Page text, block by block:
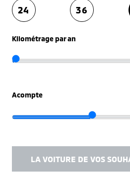
24 36
Kilométrage par an
Acompte
LA VOITURE DE VOS